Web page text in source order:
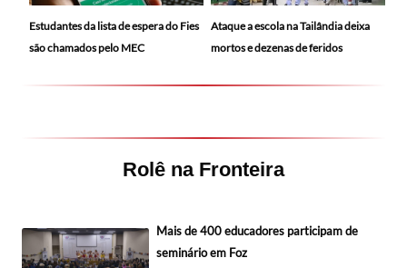
Estudantes da lista de espera do Fies
são chamados pelo MEC
Ataque a escola na Tailândia deixa
mortos e dezenas de feridos
Rolê na Fronteira
Mais de 400 educadores participam de
seminário em Foz